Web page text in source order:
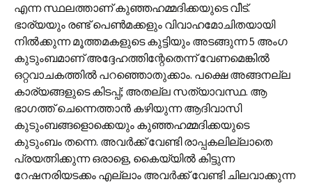
എന്ന സ്ഥലത്താണ് കുഞ്ഞഹമ്മദിക്കയുടെ വീട്.
ഭാര്യയും രണ്ട് പെണ്‍മക്കളും വിവാഹമോചിതയായി
നില്‍ക്കുന്ന മൂത്തമകളുടെ കുട്ടിയും അടങ്ങുന്ന 5 അംഗ
കുടുംബമാണ് അദ്ദേഹത്തിന്റേതെന്ന് വേണമെങ്കില്‍
ഒറ്റവാചകത്തില്‍ പറഞ്ഞൊതുക്കാം. പക്ഷെ അങ്ങനല്ല
കാര്യങ്ങളുടെ കിടപ്പ്; അതല്ല സത്യാവസ്ഥ. ആ
ഭാഗത്ത് ചെന്നെത്താന്‍ കഴിയുന്ന ആദിവാസി
കുടുംബങ്ങളൊക്കെയും കുഞ്ഞഹമ്മദിക്കയുടെ
കുടുംബം തന്നെ. അവര്‍ക്ക് വേണ്ടി രാപ്പകലില്ലാതെ
പ്രയത്നിക്കുന്ന ഒരാളെ, കൈയ്യില്‍ കിട്ടുന്ന
റേഷനരിയടക്കം എല്ലാം അവര്‍ക്ക് വേണ്ടി ചിലവാക്കുന്ന